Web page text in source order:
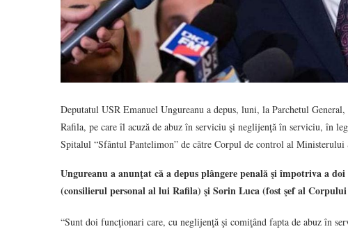
Deputatul USR Emanuel Ungureanu a depus, luni, la Parchetul
Rafila, pe care îl acuză de abuz în serviciu şi neglijenţă în serviciu, în
Spitalul “Sfântul Pantelimon” de către Corpul de control al Ministerului
Ungureanu a anunţat că a depus plângere penală şi împotriva a
(consilierul personal al lui Rafila) şi Sorin Luca (fost şef al
“Sunt doi funcţionari care, cu neglijenţă şi comiţând fapta de abuz în